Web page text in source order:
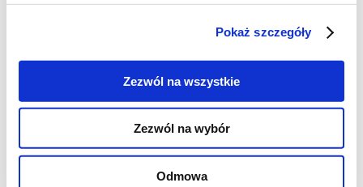
Pokaż szczegóły
Zezwól na wszystkie
Zezwól na wybór
Odmowa
Czy olej Kujawski jest produkowany z
polskiego rzepaku?
Olej Kujawski jest tłoczony z polskich
nasion rzepaku pozyskiwanych od